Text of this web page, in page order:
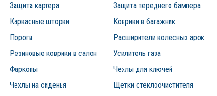
Защита картера
Защита переднего бампера
Каркасные шторки
Коврики в багажник
Пороги
Расширители колесных арок
Резиновые коврики в салон
Усилитель газа
Фаркопы
Чехлы для ключей
Чехлы на сиденья
Щетки стеклоочистителя